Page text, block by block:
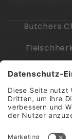
Butchers
Unsere